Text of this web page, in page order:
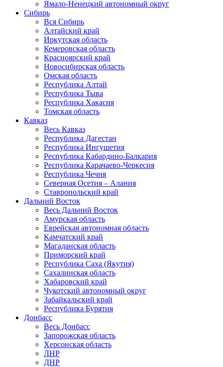
Ямало-Ненецкий автономный округ
Сибирь
Вся Сибирь
Алтайский край
Иркутская область
Кемеровская область
Красноярский край
Новосибирская область
Омская область
Республика Алтай
Республика Тыва
Республика Хакасия
Томская область
Кавказ
Весь Кавказ
Республика Дагестан
Республика Ингушетия
Республика Кабардино-Балкария
Республика Карачаево-Черкесия
Республика Чечня
Северная Осетия – Алания
Ставропольский край
Дальний Восток
Весь Дальний Восток
Амурская область
Еврейская автономная область
Камчатский край
Магаданская область
Приморский край
Республика Саха (Якутия)
Сахалинская область
Хабаровский край
Чукотский автономный округ
Забайкальский край
Республика Бурятия
Донбасс
Весь Донбасс
Запорожская область
Херсонская область
ЛНР
ДНР